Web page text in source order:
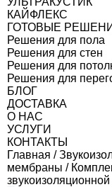
КАЙФЛЕКС
ГОТОВЫЕ
Решения для пола
Решения для стен
Решения для
Решения для
БЛОГ
ДОСТАВКА
О НАС
УСЛУГИ
КОНТАКТЫ
Главная /
мембраны /